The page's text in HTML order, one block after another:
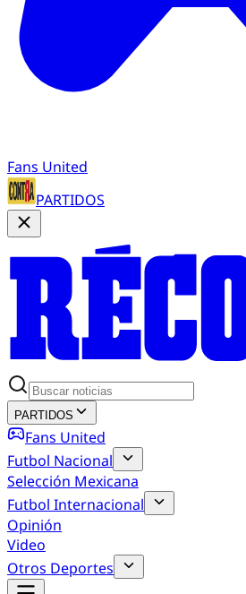
Fans United
PARTIDOS
PARTIDOS
Fans United
Futbol Nacional
Selección Mexicana
Futbol Internacional
Opinión
Video
Otros Deportes